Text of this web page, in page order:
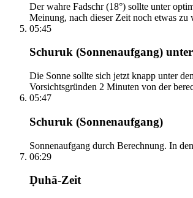
Der wahre Fadschr (18°) sollte unter
Meinung, nach dieser Zeit noch etwas zu
05:45
Schuruk (Sonnenaufgang)
Die Sonne sollte sich jetzt knapp unter
Vorsichtsgründen 2 Minuten von der
05:47
Schuruk (Sonnenaufgang)
Sonnenaufgang durch Berechnung. In
06:29
Ḍuhā-Zeit